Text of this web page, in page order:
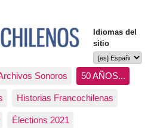
Idiomas del
sitio
Sonoros 50 AÑOS...
Historias Francochilenas
Élections 2021